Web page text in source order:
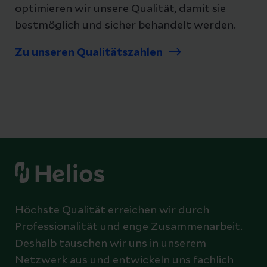
optimieren wir unsere Qualität, damit sie
bestmöglich und sicher behandelt werden.
Zu unseren Qualitätszahlen
Höchste Qualität erreichen wir durch
Professionalität und enge Zusammenarbeit.
Deshalb tauschen wir uns in unserem
Netzwerk aus und entwickeln uns fachlich